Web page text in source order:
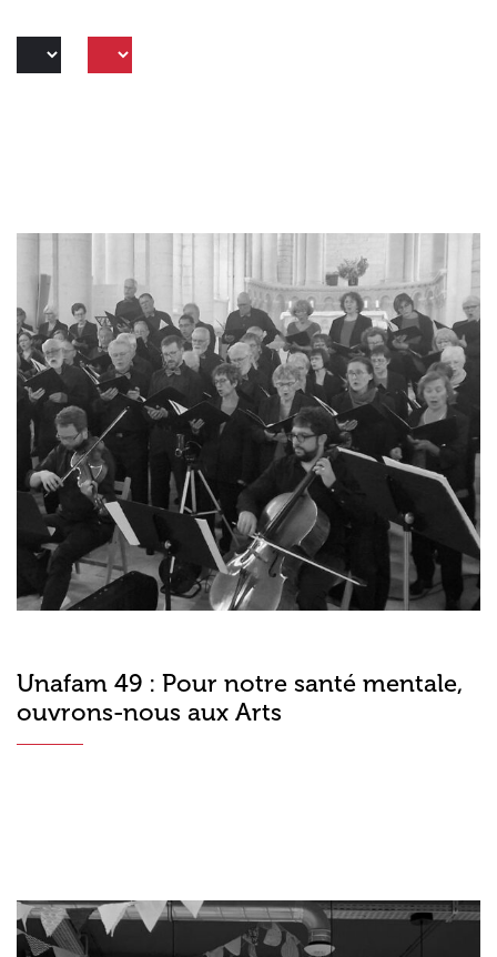
Unafam 49 : Pour notre santé mentale,
ouvrons-nous aux Arts